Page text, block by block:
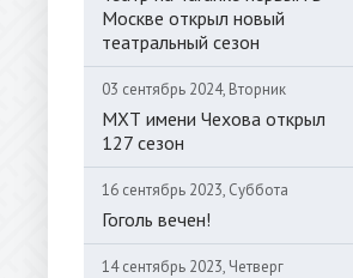
Москве открыл новый
театральный сезон
03 сентябрь 2024, Вторник
МХТ имени Чехова открыл
127 сезон
16 сентябрь 2023, Суббота
Гоголь вечен!
14 сентябрь 2023, Четверг